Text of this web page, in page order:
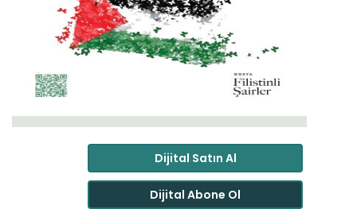
Dijital Satın Al
Dijital Abone Ol